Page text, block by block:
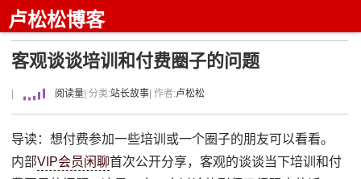
卢松松博客
客观谈谈培训和付费圈子的问题
阅读量 | 分类:站长故事 | 作者:卢松松
导读：想付费参加一些培训或一个圈子的朋友可以看看。
内部VIP会员闲聊首次公开分享，客观的谈谈当下培训和付